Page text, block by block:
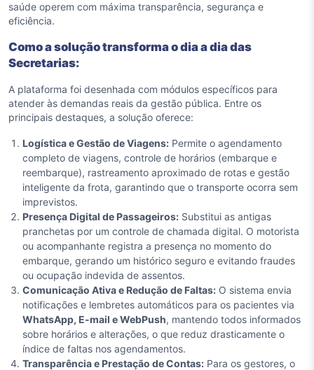
saúde operem com máxima transparência, segurança e
eficiência.
Como a solução transforma o dia a dia das
Secretarias:
A plataforma foi desenhada com módulos específicos para
atender às demandas reais da gestão pública. Entre os
principais destaques, a solução oferece:
Logística e Gestão de Viagens: Permite o agendamento
completo de viagens, controle de horários (embarque e
reembarque), rastreamento aproximado de rotas e gestão
inteligente da frota, garantindo que o transporte ocorra sem
imprevistos.
Presença Digital de Passageiros: Substitui as antigas
pranchetas por um controle de chamada digital. O motorista
ou acompanhante registra a presença no momento do
embarque, gerando um histórico seguro e evitando fraudes
ou ocupação indevida de assentos.
Comunicação Ativa e Redução de Faltas: O sistema envia
notificações e lembretes automáticos para os pacientes via
WhatsApp, E-mail e WebPush, mantendo todos informados
sobre horários e alterações, o que reduz drasticamente o
índice de faltas nos agendamentos.
Transparência e Prestação de Contas: Para os gestores, o